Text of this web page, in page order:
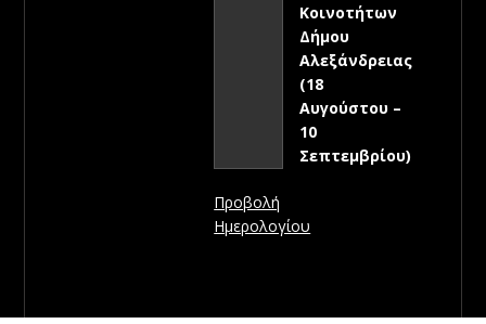
Κοινοτήτων
Δήμου
Αλεξάνδρειας
(18
Αυγούστου –
10
Σεπτεμβρίου)